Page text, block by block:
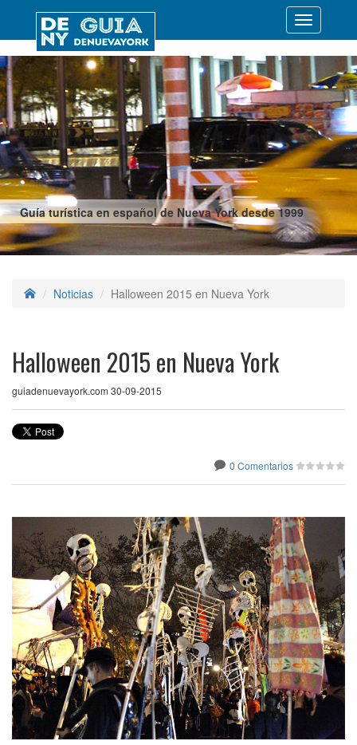
Guía turística en español de Nueva York desde 1999
Desplegar
Noticias Halloween 2015 en Nueva York
Halloween 2015 en Nueva York
guiadenuevayork.com 30-09-2015
0 Comentarios